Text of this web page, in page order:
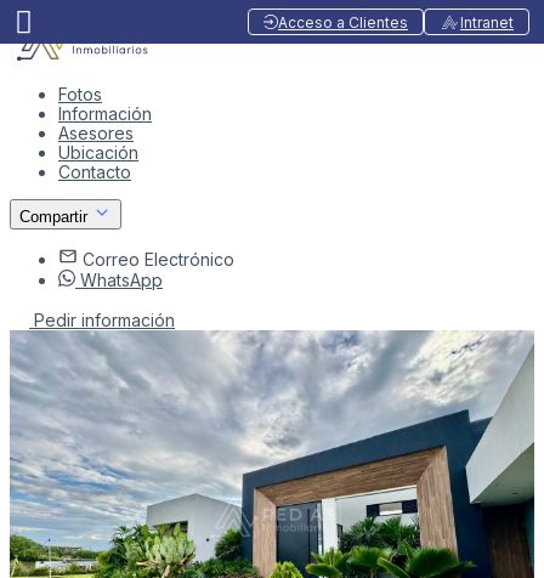
Acceso a Clientes Intranet
Fotos
Información
Asesores
Ubicación
Contacto
Compartir
Correo Electrónico
WhatsApp
Pedir información